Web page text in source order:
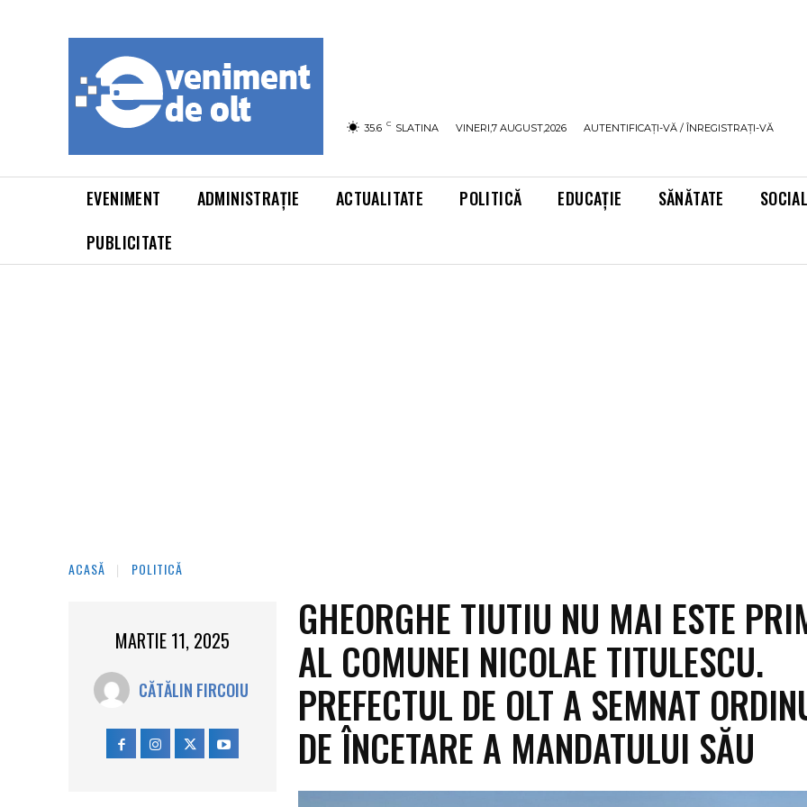
35.6 C SLATINA VINERI,7 AUGUST,2026 AUTENTIFICAȚI-VĂ / ÎNREGISTRAȚI-VĂ
EVENIMENT ADMINISTRAȚIE ACTUALITATE POLITICĂ EDUCAȚIE SĂNĂTATE SOCIAL
PUBLICITATE
ACASĂ POLITICĂ
MARTIE 11, 2025
CĂTĂLIN FIRCOIU
GHEORGHE TIUTIU NU MAI ESTE
AL COMUNEI NICOLAE TITULESCU.
PREFECTUL DE OLT A SEMNAT
DE ÎNCETARE A MANDATULUI SĂU